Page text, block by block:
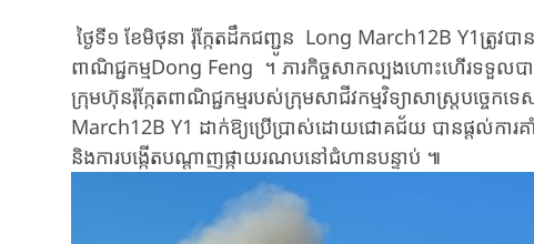
ថ្ងៃទី១ ខែ​មិថុនា រ៉ុក្កែតដឹកជញ្ជូន Long March12B Y1ត្រូវប
ពាណិជ្ជកម្ម​Dong Feng ។ ភារកិច្ច​សាកល្បង​ហោះហើរ​ទទួល​
ក្រុម​ហ៊ុន​រ៉ុក្កែតពាណិជ្ជកម្ម​របស់​ក្រុម​សាជីវកម្ម​វិទ្យាសាស្ត្រ​បច្ចេក
March12B Y1 ដាក់​ឱ្យ​ប្រើប្រាស់​​​ដោយ​ជោគជ័យ បាន​ផ្តល់​ការ​
និង​ការ​បង្កើត​បណ្តាញ​​ផ្កាយរណបនៅជំហាន​បន្ទាប់ ៕